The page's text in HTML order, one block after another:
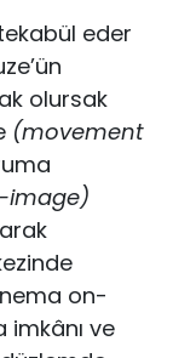
eder
olursak
(movement
image)
on-
imkânı ve